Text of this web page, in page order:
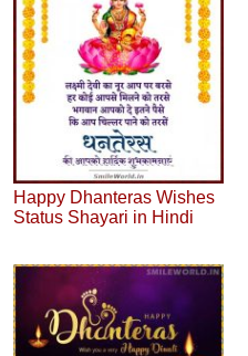
Happy Dhanteras Wishes
Status Shayari in Hindi